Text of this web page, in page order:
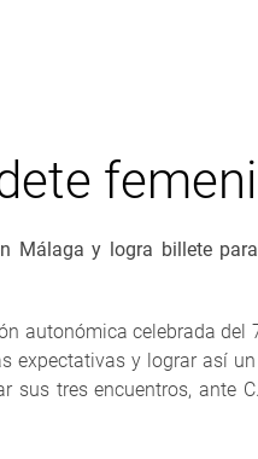
Málaga y logra billete
autonómica celebrada del
expectativas y lograr así
tres encuentros, ante